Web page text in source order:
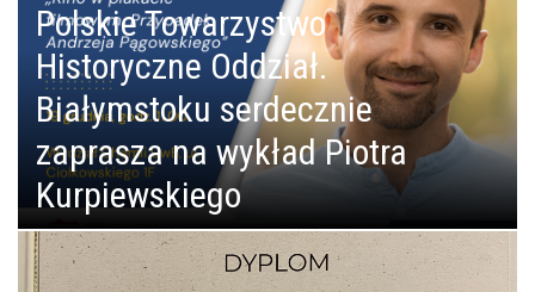
Polskie Towarzystwo
Historyczne Oddział.
Białymstoku serdecznie
zaprasza na wykład Piotra
Kurpiewskiego